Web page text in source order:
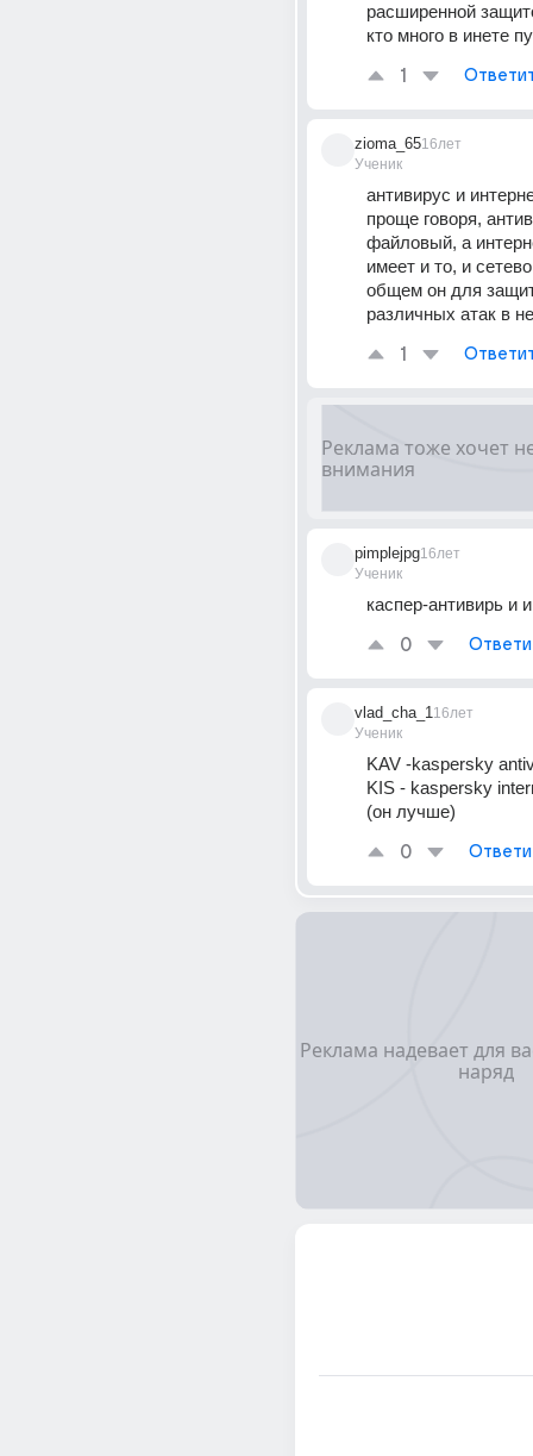
расширенной
кто много в инете
1
zioma_65
Ученик
16лет
антивирус и
проще говоря,
файловый, а
имеет и то, и
общем он для
различных атак в
1
pimplejpg
Ученик
16лет
каспер-антивирь и
0
vlad_cha_1
Ученик
16лет
KAV -kaspersky
KIS - kaspersky
(он лучше)
0